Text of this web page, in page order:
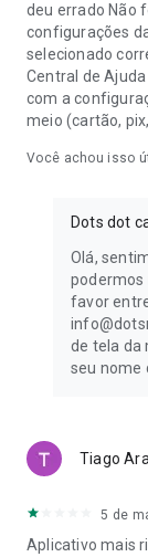
deu errado Não
configurações
selecionado
Central de
com a
meio (cartão,
Você achou isso
Dots dot
Olá,
podermos
favor
de tela da
seu nome
Tiago
5 de
Aplicativo mais